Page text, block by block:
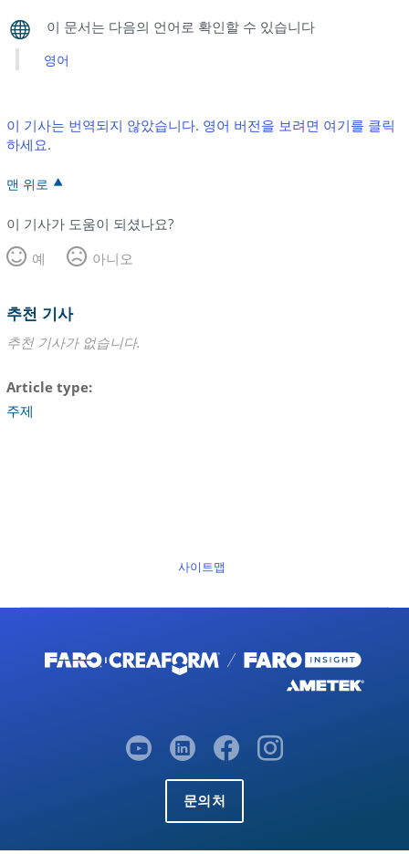
영어
이 기사는 번역되지 않았습니다. 영어 버전을 보려면 여기를 클릭
하세요.
맨 위로
이 기사가 도움이 되셨나요?
예
아니오
추천 기사
추천 기사가 없습니다.
Article type
주제
사이트맵
문의처